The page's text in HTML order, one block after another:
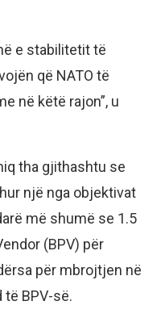
e stabilitetit të
që NATO të
në këtë rajon”, u
tha gjithashtu se
një nga objektivat
më shumë se 1.5
(BPV) për
për mbrojtjen në
BPV-së.